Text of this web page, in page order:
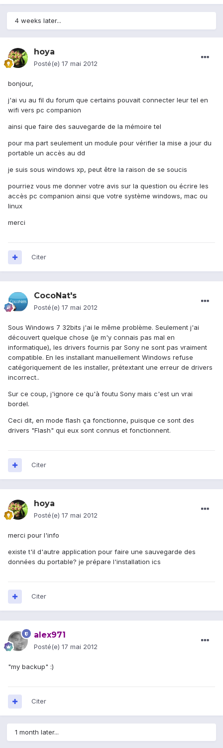
4 weeks later...
hoya
Posté(e) 17 mai 2012
bonjour,
j'ai vu au fil du forum que certains pouvait connecter leur tel en
wifi vers pc companion
ainsi que faire des sauvegarde de la mémoire tel
pour ma part seulement un module pour vérifier la mise a jour du
portable un accès au dd
je suis sous windows xp, peut être la raison de se soucis
pourriez vous me donner votre avis sur la question ou écrire les
accès pc companion ainsi que votre système windows, mac ou
linux
merci
Citer
CocoNat's
Posté(e) 17 mai 2012
Sous Windows 7 32bits j'ai le même problème. Seulement j'ai
découvert quelque chose (je m'y connais pas mal en
informatique), les drivers fournis par Sony ne sont pas vraiment
compatible. En les installant manuellement Windows refuse
catégoriquement de les installer, prétextant une erreur de drivers
incorrect..
Sur ce coup, j'ignore ce qu'à foutu Sony mais c'est un vrai
bordel.
Ceci dit, en mode flash ça fonctionne, puisque ce sont des
drivers "Flash" qui eux sont connus et fonctionnent.
Citer
hoya
Posté(e) 17 mai 2012
merci pour l'info
existe t'il d'autre application pour faire une sauvegarde des
données du portable? je prépare l'installation ics
Citer
alex971
Posté(e) 17 mai 2012
"my backup" :)
Citer
1 month later...